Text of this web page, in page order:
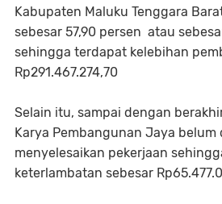
Kabupaten Maluku Tenggara
sebesar 57,90 persen atau
sehingga terdapat kelebihan
Rp291.467.274,70
Selain itu, sampai dengan
Karya Pembangunan Jaya belum
menyelesaikan pekerjaan
keterlambatan sebesar